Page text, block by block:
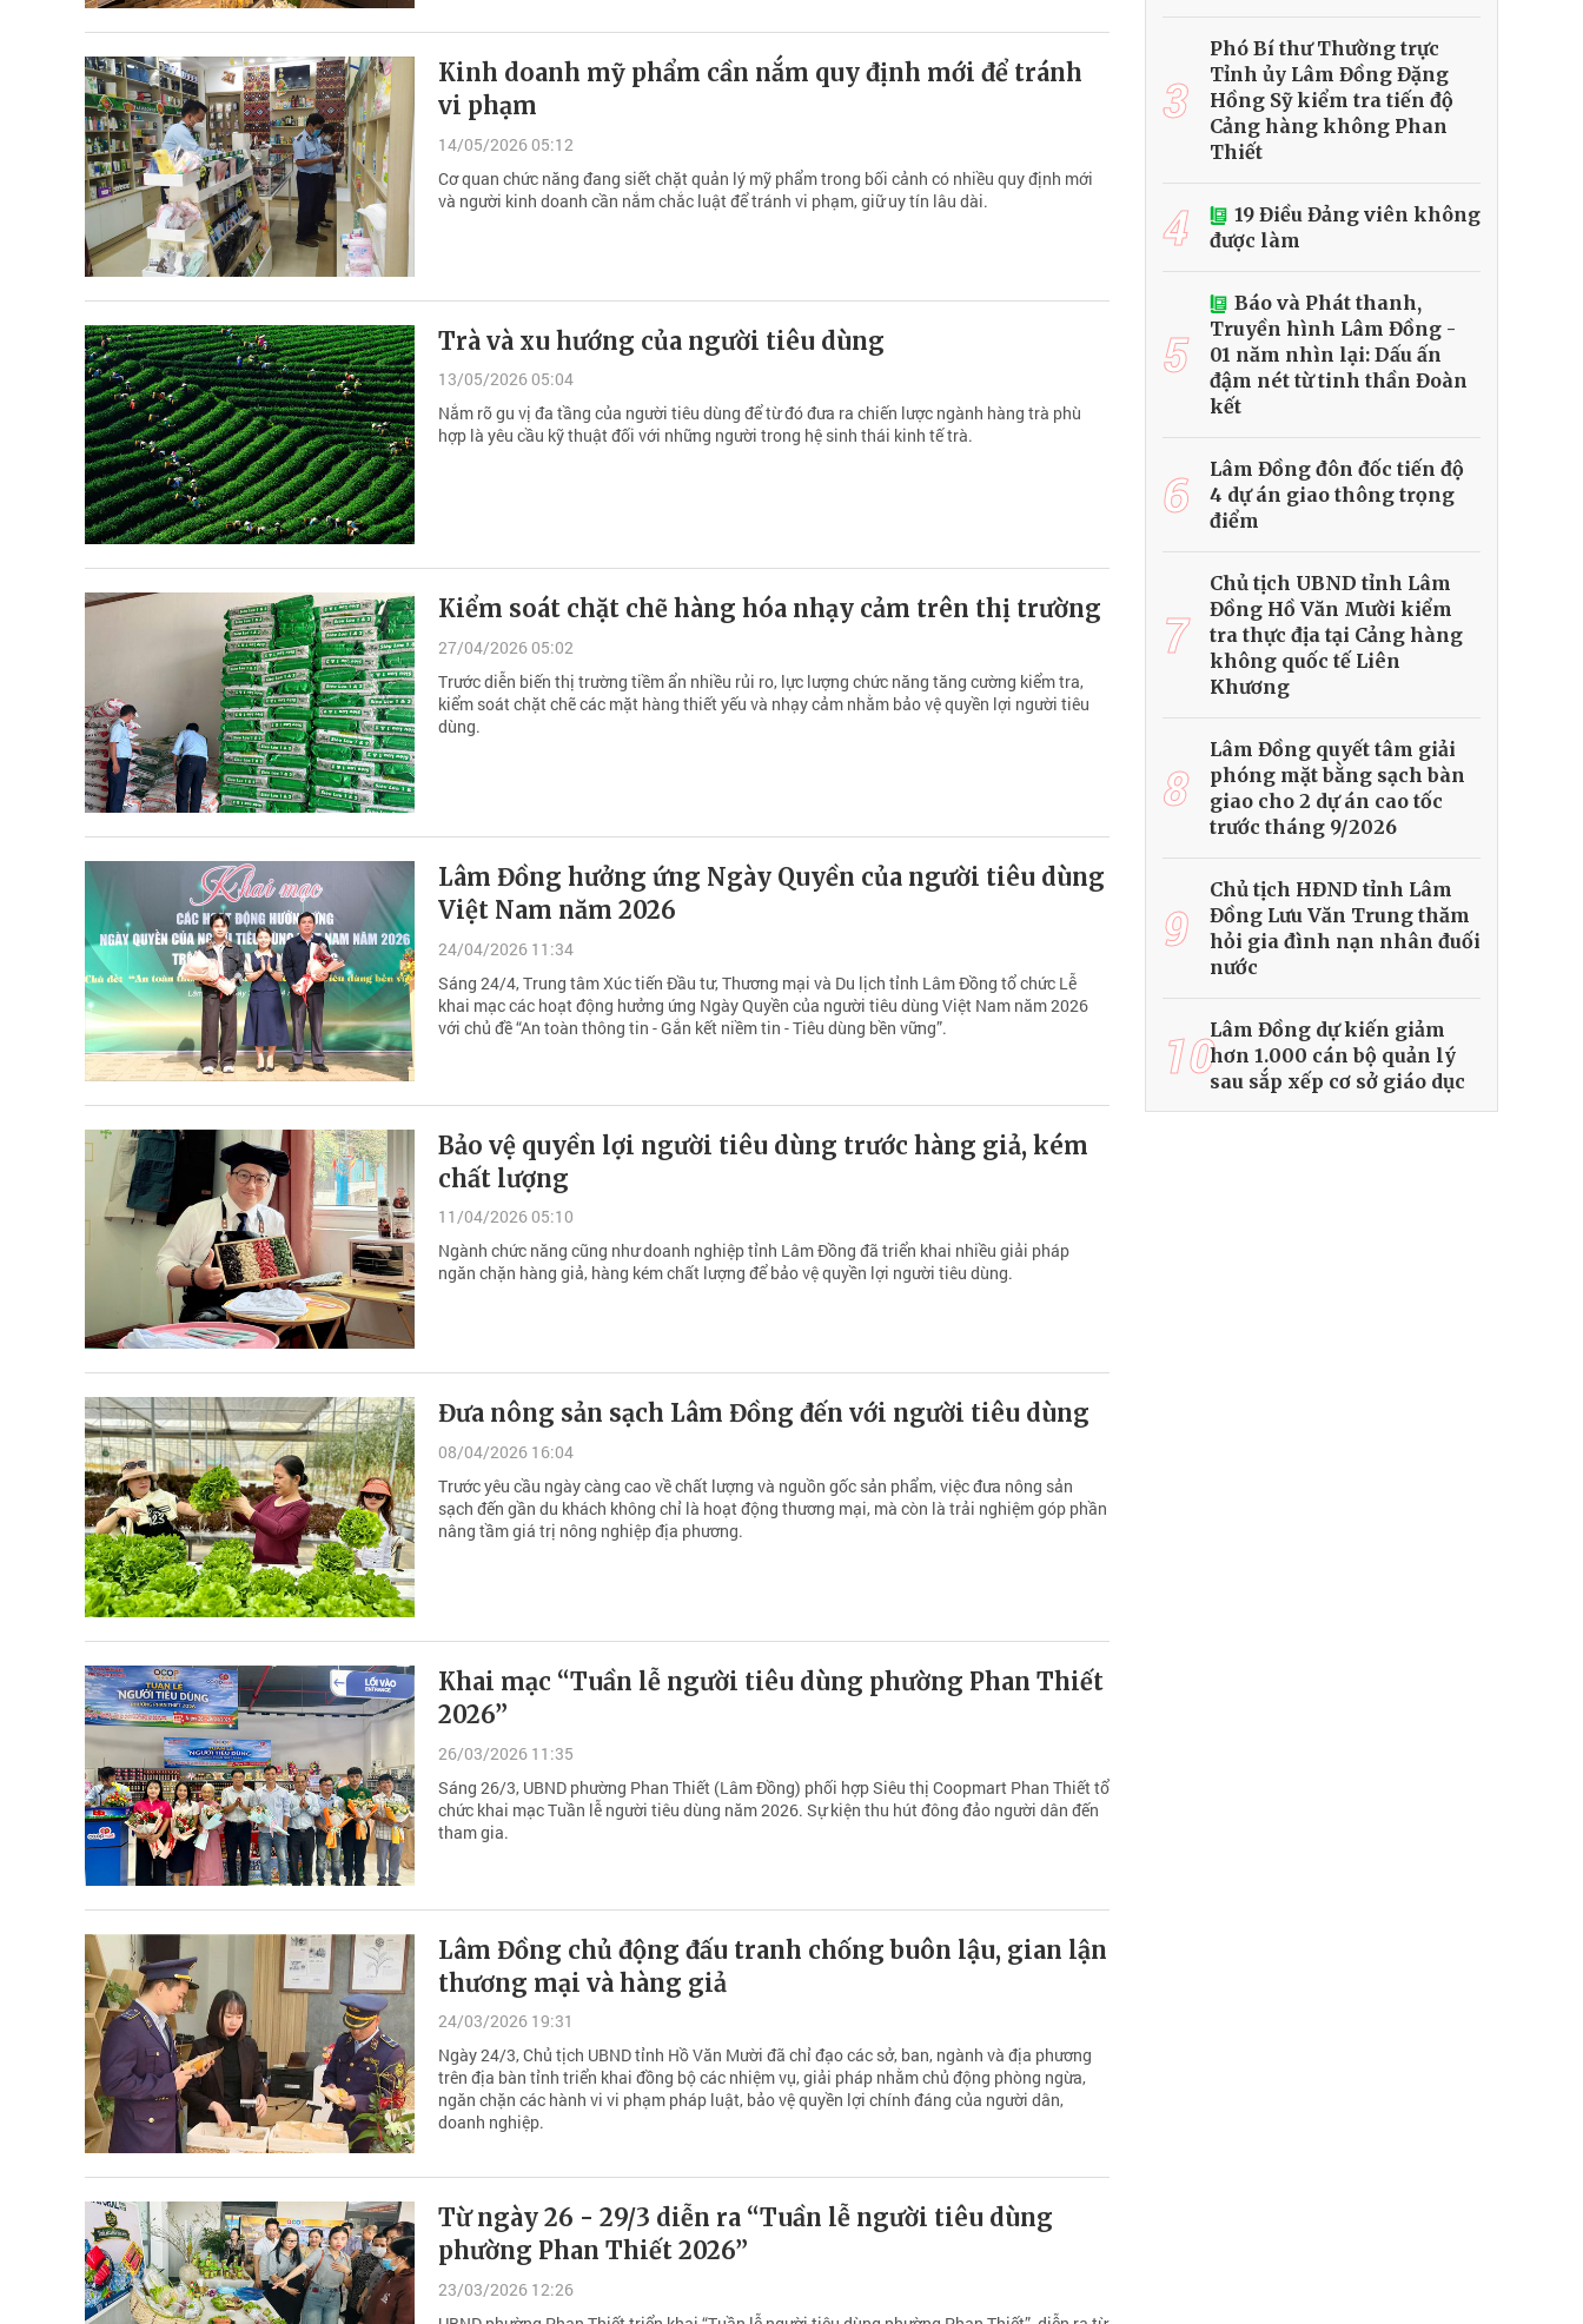
Kinh doanh mỹ phẩm cần nắm quy định mới để tránh
vi phạm
14/05/2026 05:12
Cơ quan chức năng đang siết chặt quản lý mỹ phẩm trong bối cảnh có nhiều quy định mới
và người kinh doanh cần nắm chắc luật để tránh vi phạm, giữ uy tín lâu dài.
Trà và xu hướng của người tiêu dùng
13/05/2026 05:04
Nắm rõ gu vị đa tầng của người tiêu dùng để từ đó đưa ra chiến lược ngành hàng trà phù
hợp là yêu cầu kỹ thuật đối với những người trong hệ sinh thái kinh tế trà.
Kiểm soát chặt chẽ hàng hóa nhạy cảm trên thị trường
27/04/2026 05:02
Trước diễn biến thị trường tiềm ẩn nhiều rủi ro, lực lượng chức năng tăng cường kiểm tra,
kiểm soát chặt chẽ các mặt hàng thiết yếu và nhạy cảm nhằm bảo vệ quyền lợi người tiêu
dùng.
Lâm Đồng hưởng ứng Ngày Quyền của người tiêu dùng
Việt Nam năm 2026
24/04/2026 11:34
Sáng 24/4, Trung tâm Xúc tiến Đầu tư, Thương mại và Du lịch tỉnh Lâm Đồng tổ chức Lễ
khai mạc các hoạt động hưởng ứng Ngày Quyền của người tiêu dùng Việt Nam năm 2026
với chủ đề “An toàn thông tin - Gắn kết niềm tin - Tiêu dùng bền vững”.
Bảo vệ quyền lợi người tiêu dùng trước hàng giả, kém
chất lượng
11/04/2026 05:10
Ngành chức năng cũng như doanh nghiệp tỉnh Lâm Đồng đã triển khai nhiều giải pháp
ngăn chặn hàng giả, hàng kém chất lượng để bảo vệ quyền lợi người tiêu dùng.
Đưa nông sản sạch Lâm Đồng đến với người tiêu dùng
08/04/2026 16:04
Trước yêu cầu ngày càng cao về chất lượng và nguồn gốc sản phẩm, việc đưa nông sản
sạch đến gần du khách không chỉ là hoạt động thương mại, mà còn là trải nghiệm góp phần
nâng tầm giá trị nông nghiệp địa phương.
Khai mạc “Tuần lễ người tiêu dùng phường Phan Thiết
2026”
26/03/2026 11:35
Sáng 26/3, UBND phường Phan Thiết (Lâm Đồng) phối hợp Siêu thị Coopmart Phan Thiết tổ
chức khai mạc Tuần lễ người tiêu dùng năm 2026. Sự kiện thu hút đông đảo người dân đến
tham gia.
Lâm Đồng chủ động đấu tranh chống buôn lậu, gian lận
thương mại và hàng giả
24/03/2026 19:31
Ngày 24/3, Chủ tịch UBND tỉnh Hồ Văn Mười đã chỉ đạo các sở, ban, ngành và địa phương
trên địa bàn tỉnh triển khai đồng bộ các nhiệm vụ, giải pháp nhằm chủ động phòng ngừa,
ngăn chặn các hành vi vi phạm pháp luật, bảo vệ quyền lợi chính đáng của người dân,
doanh nghiệp.
Từ ngày 26 - 29/3 diễn ra “Tuần lễ người tiêu dùng
phường Phan Thiết 2026”
23/03/2026 12:26
3
Phó Bí thư Thường trực
Tỉnh ủy Lâm Đồng Đặng
Hồng Sỹ kiểm tra tiến độ
Cảng hàng không Phan
Thiết
4
19 Điều Đảng viên không
được làm
5
Báo và Phát thanh,
Truyền hình Lâm Đồng -
01 năm nhìn lại: Dấu ấn
đậm nét từ tinh thần Đoàn
kết
6
Lâm Đồng đôn đốc tiến độ
4 dự án giao thông trọng
điểm
7
Chủ tịch UBND tỉnh Lâm
Đồng Hồ Văn Mười kiểm
tra thực địa tại Cảng hàng
không quốc tế Liên
Khương
8
Lâm Đồng quyết tâm giải
phóng mặt bằng sạch bàn
giao cho 2 dự án cao tốc
trước tháng 9/2026
9
Chủ tịch HĐND tỉnh Lâm
Đồng Lưu Văn Trung thăm
hỏi gia đình nạn nhân đuối
nước
10Lâm Đồng dự kiến giảm
hơn 1.000 cán bộ quản lý
sau sắp xếp cơ sở giáo dục